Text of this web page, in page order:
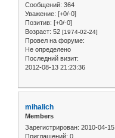
Сообщений: 364
Уважение: [+0/-0]
Позитив: [+0/-0]
Возраст: 52 [1974-02-24]
Провел на форуме:
Не определено
Последний визит:
2012-08-13 21:23:36
mihalich
Members
Зарегистрирован: 2010-04-15
Приглашений: 0